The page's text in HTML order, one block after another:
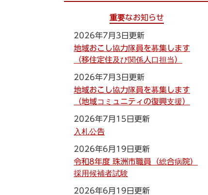
重要なお知らせ
2026年7月3日更新
地域おこし協力隊員を募集します
（移住定住及び関係人口担当）
2026年7月3日更新
地域おこし協力隊員を募集します
（地域コミュニティの復興支援）
2026年7月15日更新
入札公告
2026年6月19日更新
令和8年度 珠洲市職員（総合病院）
採用候補者試験
2026年6月19日更新